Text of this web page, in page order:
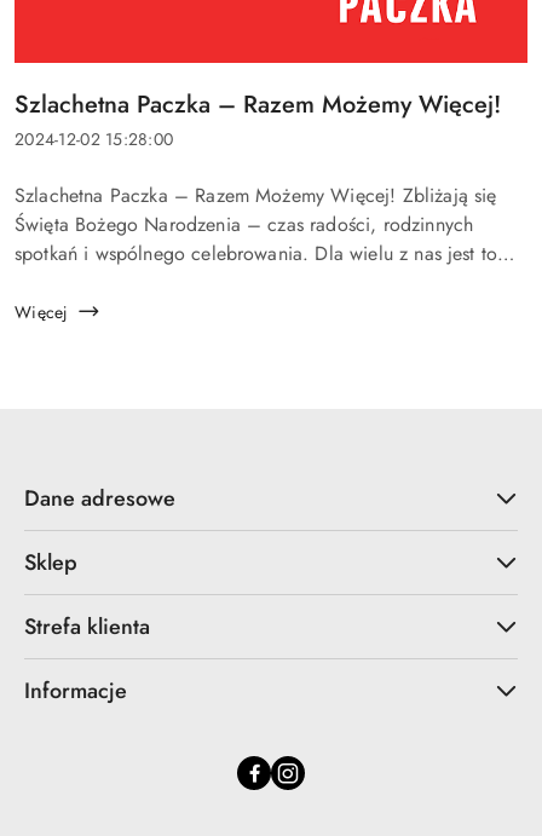
Tytuł
artykułu:
Szlachetna Paczka – Razem Możemy Więcej!
Data
2024-12-02 15:28:00
Treść
artykułu:
Szlachetna Paczka – Razem Możemy Więcej! Zbliżają się
Święta Bożego Narodzenia – czas radości, rodzinnych
spotkań i wspólnego celebrowania. Dla wielu z nas jest to
szczęścia. Wła...
Więcej
Dane adresowe
Sklep
Strefa klienta
Informacje